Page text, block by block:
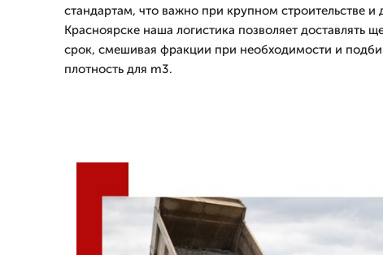
стандартам, что важно при крупном строительстве
Красноярске наша логистика позволяет доставлять
срок, смешивая фракции при необходимости и
плотность для m3.